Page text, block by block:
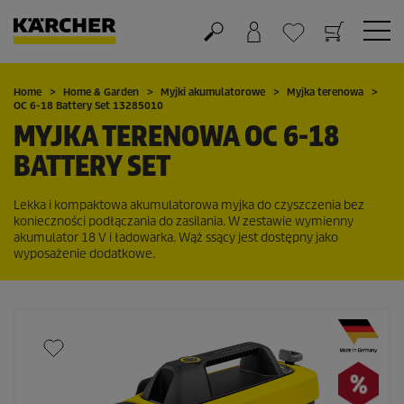
Koszyk
Lista życzeń
Home Home & Garden Myjki akumulatorowe
Myjka terenowa
OC 6-18 Battery Set 13285010
MYJKA TERENOWA OC 6-18
BATTERY SET
Lekka i kompaktowa akumulatorowa myjka do czyszczenia bez
konieczności podłączania do zasilania. W zestawie wymienny
akumulator 18 V i ładowarka. Wąż ssący jest dostępny jako
wyposażenie dodatkowe.